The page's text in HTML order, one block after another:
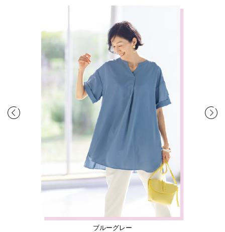
ブルーグレー